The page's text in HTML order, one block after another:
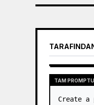
TAM
Create a